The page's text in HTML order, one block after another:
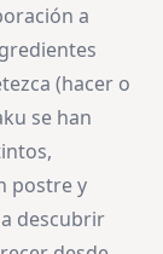
a
(hacer o
se han
postre y
descubrir